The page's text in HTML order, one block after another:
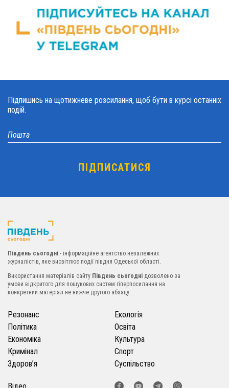
Підпишись на щотижневе розсилання, щоб бути в курсі останніх
подій.
Південь сьогодні - інформаційне агентство незалежних
журналістів, яке висвітлює події півдня Одеської області.
Використання матеріалів сайту Південь сьогодні дозволено за
умови відкритого для пошукових систем гіперпосилання на
конкретний матеріал не нижче другого абзацу
Резонанс
Політика
Економіка
Кримінал
Здоров’я
Екологія
Освіта
Культура
Спорт
Суспільство
Відео